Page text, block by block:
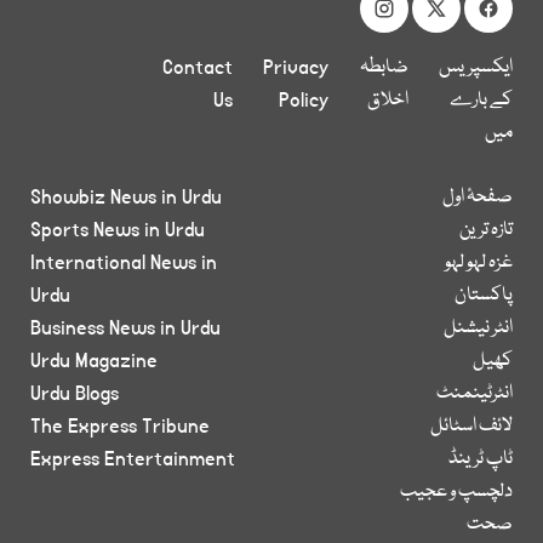
ایکسپریس
کے بارے
میں
ضابطہ
اخلاق
Privacy
Policy
Contact
Us
صفحۂ اول
تازہ ترین
غزہ لہو لہو
پاکستان
انٹر نیشنل
کھیل
انٹرٹینمنٹ
لائف اسٹائل
ٹاپ ٹرینڈ
دلچسپ و عجیب
صحت
Showbiz News in Urdu
Sports News in Urdu
International News in
Urdu
Business News in Urdu
Urdu Magazine
Urdu Blogs
The Express Tribune
Express Entertainment